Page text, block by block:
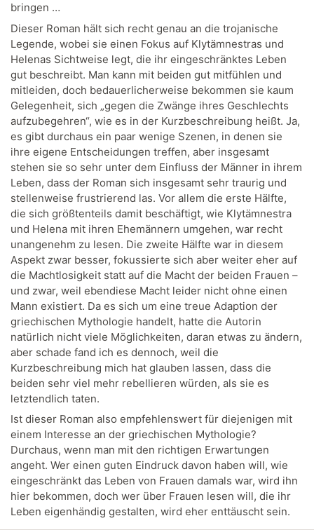
bringen …
Dieser Roman hält sich recht genau an die trojanische
Legende, wobei sie einen Fokus auf Klytämnestras und
Helenas Sichtweise legt, die ihr eingeschränktes Leben
gut beschreibt. Man kann mit beiden gut mitfühlen und
mitleiden, doch bedauerlicherweise bekommen sie kaum
Gelegenheit, sich „gegen die Zwänge ihres Geschlechts
aufzubegehren“, wie es in der Kurzbeschreibung heißt. Ja,
es gibt durchaus ein paar wenige Szenen, in denen sie
ihre eigene Entscheidungen treffen, aber insgesamt
stehen sie so sehr unter dem Einfluss der Männer in ihrem
Leben, dass der Roman sich insgesamt sehr traurig und
stellenweise frustrierend las. Vor allem die erste Hälfte,
die sich größtenteils damit beschäftigt, wie Klytämnestra
und Helena mit ihren Ehemännern umgehen, war recht
unangenehm zu lesen. Die zweite Hälfte war in diesem
Aspekt zwar besser, fokussierte sich aber weiter eher auf
die Machtlosigkeit statt auf die Macht der beiden Frauen –
und zwar, weil ebendiese Macht leider nicht ohne einen
Mann existiert. Da es sich um eine treue Adaption der
griechischen Mythologie handelt, hatte die Autorin
natürlich nicht viele Möglichkeiten, daran etwas zu ändern,
aber schade fand ich es dennoch, weil die
Kurzbeschreibung mich hat glauben lassen, dass die
beiden sehr viel mehr rebellieren würden, als sie es
letztendlich taten.
Ist dieser Roman also empfehlenswert für diejenigen mit
einem Interesse an der griechischen Mythologie?
Durchaus, wenn man mit den richtigen Erwartungen
angeht. Wer einen guten Eindruck davon haben will, wie
eingeschränkt das Leben von Frauen damals war, wird ihn
hier bekommen, doch wer über Frauen lesen will, die ihr
Leben eigenhändig gestalten, wird eher enttäuscht sein.